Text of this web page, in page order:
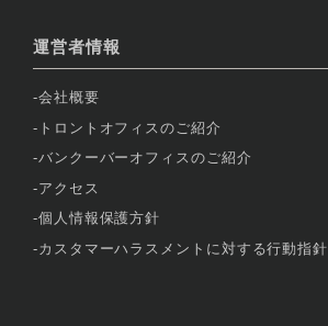
運営者情報
会社概要
トロントオフィスのご紹介
バンクーバーオフィスのご紹介
アクセス
個人情報保護方針
カスタマーハラスメントに対する行動指針